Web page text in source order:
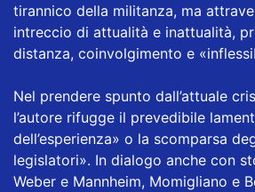
tirannico della militanza, ma
intreccio di attualità e inattualità,
distanza, coinvolgimento e
Nel prendere spunto dall’attuale
l’autore rifugge il prevedibile
dell’esperienza» o la scomparsa
legislatori». In dialogo anche con
Weber e Mannheim, Momigliano e